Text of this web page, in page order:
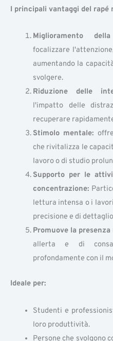
I principali vantaggi del rapé
Miglioramento
focalizzare
aumentando la
svolgere.
Riduzione delle
l'impatto delle
recuperare
Stimolo mentale:
che rivitalizza le
lavoro o di studio
Supporto per le
concentrazione:
lettura intensa o i
precisione e di
Promuove la
allerta e di
profondamente con il
Ideale per:
Studenti e
loro produttività.
Persone che svolgono